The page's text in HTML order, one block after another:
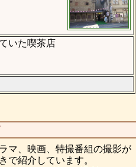
いた喫茶店
マ、映画、特撮番組の撮影が
で紹介しています。